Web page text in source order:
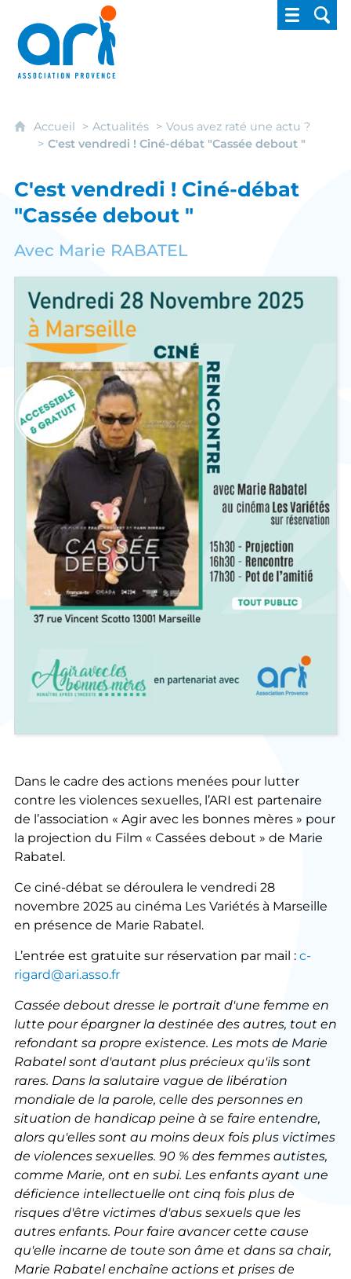
ARI - Association régionale pour
Accueil Actualités
Vous avez raté une actu ?
C'est vendredi ! Ciné-débat "Cassée debout "
C'est vendredi ! Ciné-débat
"Cassée debout "
Avec Marie RABATEL
Dans le cadre des actions menées pour lutter
contre les violences sexuelles, l’ARI est partenaire
de l’association « Agir avec les bonnes mères » pour
la projection du Film « Cassées debout » de Marie
Rabatel.
Ce ciné-débat se déroulera le vendredi 28
novembre 2025 au cinéma Les Variétés à Marseille
en présence de Marie Rabatel.
L’entrée est gratuite sur réservation par mail : c-
rigard@ari.asso.fr
Cassée debout dresse le portrait d'une femme en
lutte pour épargner la destinée des autres, tout en
refondant sa propre existence. Les mots de Marie
Rabatel sont d'autant plus précieux qu'ils sont
rares. Dans la salutaire vague de libération
mondiale de la parole, celle des personnes en
situation de handicap peine à se faire entendre,
alors qu'elles sont au moins deux fois plus victimes
de violences sexuelles. 90 % des femmes autistes,
comme Marie, ont en subi. Les enfants ayant une
déficience intellectuelle ont cinq fois plus de
risques d'être victimes d'abus sexuels que les
autres enfants. Pour faire avancer cette cause
qu'elle incarne de toute son âme et dans sa chair,
Marie Rabatel enchaîne actions et prises de